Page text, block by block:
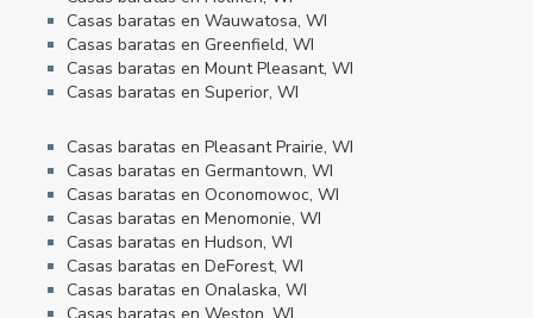
Casas baratas en Wauwatosa, WI
Casas baratas en Greenfield, WI
Casas baratas en Mount Pleasant, WI
Casas baratas en Superior, WI
Casas baratas en Pleasant Prairie, WI
Casas baratas en Germantown, WI
Casas baratas en Oconomowoc, WI
Casas baratas en Menomonie, WI
Casas baratas en Hudson, WI
Casas baratas en DeForest, WI
Casas baratas en Onalaska, WI